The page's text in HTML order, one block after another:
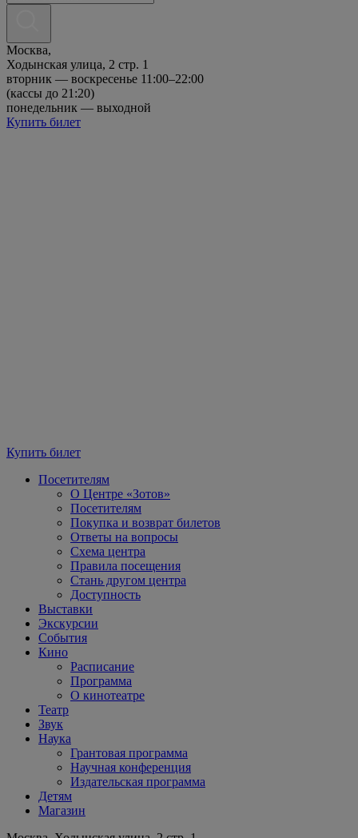
Москва,
Ходынская улица, 2 стр. 1
вторник — воскресенье 11:00–22:00
(кассы до 21:20)
понедельник — выходной
Купить билет
Купить билет
Посетителям
О Центре «Зотов»
Посетителям
Покупка и возврат билетов
Ответы на вопросы
Схема центра
Правила посещения
Стань другом центра
Доступность
Выставки
Экскурсии
События
Кино
Расписание
Программа
О кинотеатре
Театр
Звук
Наука
Грантовая программа
Научная конференция
Издательская программа
Детям
Магазин